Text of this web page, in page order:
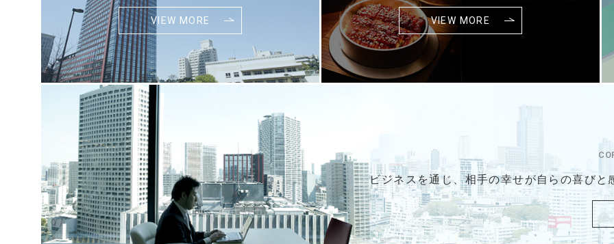
VIEW MORE VIEW MORE
ビジネスを通じ、相手の幸せが自らの喜びと